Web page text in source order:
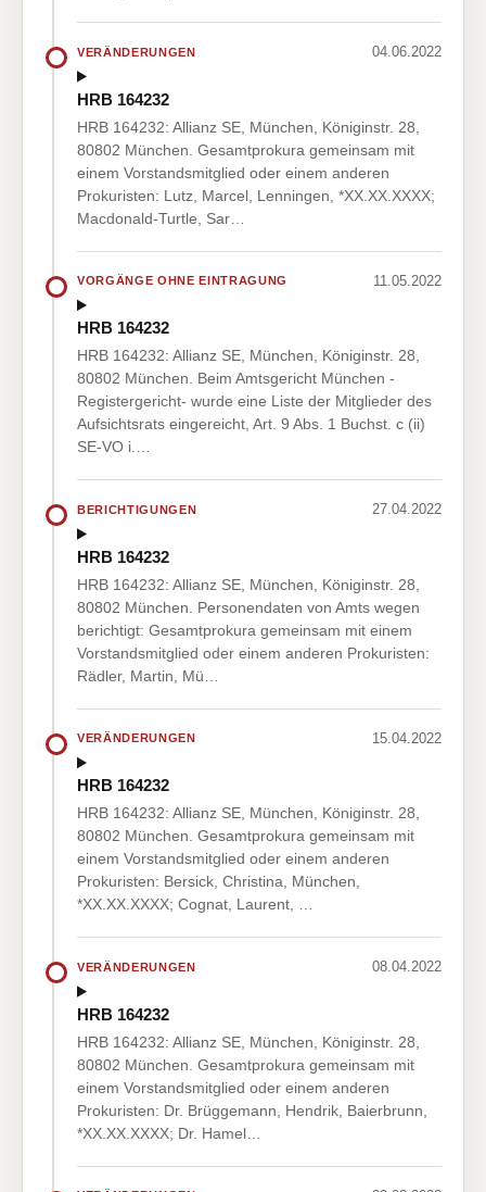
VERÄNDERUNGEN 04.06.2022
HRB 164232
HRB 164232: Allianz SE, München, Königinstr. 28,
80802 München. Gesamtprokura gemeinsam mit
einem Vorstandsmitglied oder einem anderen
Prokuristen: Lutz, Marcel, Lenningen, *XX.XX.XXXX;
Macdonald-Turtle, Sar…
VORGÄNGE OHNE EINTRAGUNG 11.05.2022
HRB 164232
HRB 164232: Allianz SE, München, Königinstr. 28,
80802 München. Beim Amtsgericht München -
Registergericht- wurde eine Liste der Mitglieder des
Aufsichtsrats eingereicht, Art. 9 Abs. 1 Buchst. c (ii)
SE-VO i.…
BERICHTIGUNGEN 27.04.2022
HRB 164232
HRB 164232: Allianz SE, München, Königinstr. 28,
80802 München. Personendaten von Amts wegen
berichtigt: Gesamtprokura gemeinsam mit einem
Vorstandsmitglied oder einem anderen Prokuristen:
Rädler, Martin, Mü…
VERÄNDERUNGEN 15.04.2022
HRB 164232
HRB 164232: Allianz SE, München, Königinstr. 28,
80802 München. Gesamtprokura gemeinsam mit
einem Vorstandsmitglied oder einem anderen
Prokuristen: Bersick, Christina, München,
*XX.XX.XXXX; Cognat, Laurent, …
VERÄNDERUNGEN 08.04.2022
HRB 164232
HRB 164232: Allianz SE, München, Königinstr. 28,
80802 München. Gesamtprokura gemeinsam mit
einem Vorstandsmitglied oder einem anderen
Prokuristen: Dr. Brüggemann, Hendrik, Baierbrunn,
*XX.XX.XXXX; Dr. Hamel…